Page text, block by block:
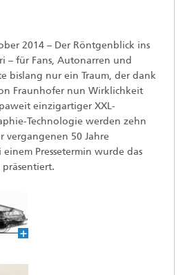
2014 – Der Röntgenblick ins
– für Fans, Autonarren und
bislang nur ein Traum, der dank
Fraunhofer nun Wirklichkeit
einzigartiger XXL-
Technologie werden zehn
vergangenen 50 Jahre
Pressetermin wurde das